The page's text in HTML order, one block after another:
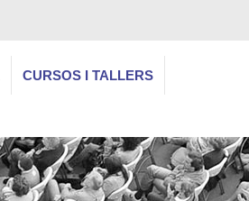
CURSOS I TALLERS